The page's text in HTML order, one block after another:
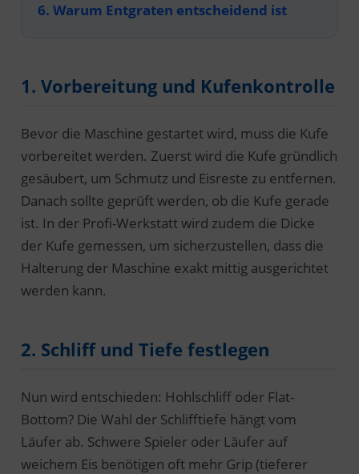
6. Warum Entgraten entscheidend ist
1. Vorbereitung und Kufenkontrolle
Bevor die Maschine gestartet wird, muss die Kufe
vorbereitet werden. Zuerst wird die Kufe gründlich
gesäubert, um Schmutz und Eisreste zu entfernen.
Danach sollte geprüft werden, ob die Kufe gerade
ist. In der Profi-Werkstatt wird zudem die Dicke
der Kufe gemessen, um sicherzustellen, dass die
Halterung der Maschine exakt mittig ausgerichtet
werden kann.
2. Schliff und Tiefe festlegen
Nun wird entschieden: Hohlschliff oder Flat-
Bottom? Die Wahl der Schlifftiefe hängt vom
Läufer ab. Schwere Spieler oder Läufer auf
weichem Eis benötigen oft mehr Grip (tieferer